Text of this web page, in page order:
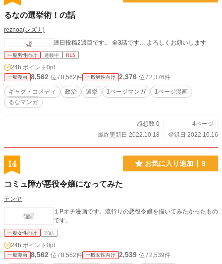
るなの選挙術！の話
reznoa(レズナ)
連日投稿2週目です。 全3話です… よろしくお願いします
一般男性向け 連載中 R15
24h.ポイント 0pt
一般漫画 8,562 位 / 8,562件 一般男性向け 2,376 位 / 2,376件
ギャグ・コメディ 政治 選挙 1ページマンガ
1ページ漫画
るなマンガ
感想数 0
4ページ
最終更新日 2022.10.18
登録日 2022.10.16
14 お気に入り追加 9
コミュ障が悪役令嬢になってみた
テンヤ
１Pオチ漫画です。流行りの悪役令嬢を描いてみたかったもの
です。
一般女性向け 完結
24h.ポイント 0pt
一般漫画 8,562 位 / 8,562件 一般女性向け 2,539 位 / 2,539件